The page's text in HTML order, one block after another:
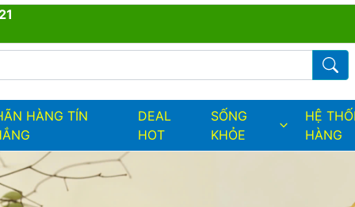
Từ
HÀNG TÍN
DEAL
HOT
SỐNG
KHỎE
HỆ
HÀNG